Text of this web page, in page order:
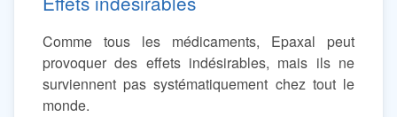
Comme tous les médicaments, Epaxal peut
provoquer des effets indésirables, mais ils ne
surviennent pas systématiquement chez tout le
monde.